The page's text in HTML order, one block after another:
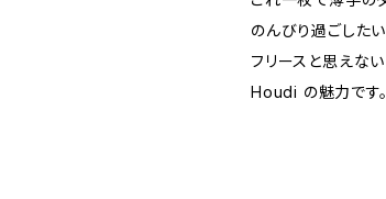
のんびり過ごした
フリースと思えな
Houdi の魅力です。